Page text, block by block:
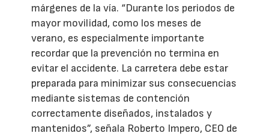
márgenes de la vía. “Durante los periodos de
mayor movilidad, como los meses de
verano, es especialmente importante
recordar que la prevención no termina en
evitar el accidente. La carretera debe estar
preparada para minimizar sus consecuencias
mediante sistemas de contención
correctamente diseñados, instalados y
mantenidos”, señala Roberto Impero, CEO de